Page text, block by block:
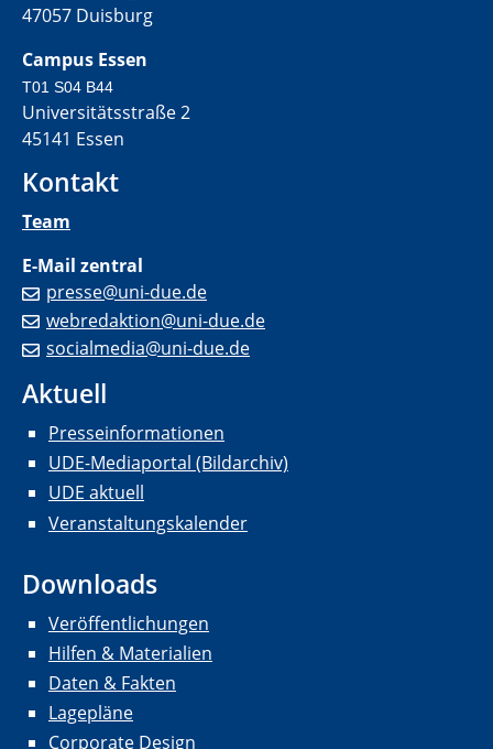
47057 Duisburg
Campus Essen
T01 S04 B44
Universitätsstraße 2
45141 Essen
Kontakt
Team
E-Mail zentral
presse@uni-due.de
webredaktion@uni-due.de
socialmedia@uni-due.de
Aktuell
Presseinformationen
UDE-Mediaportal (Bildarchiv)
UDE aktuell
Veranstaltungskalender
Downloads
Veröffentlichungen
Hilfen & Materialien
Daten & Fakten
Lagepläne
Corporate Design